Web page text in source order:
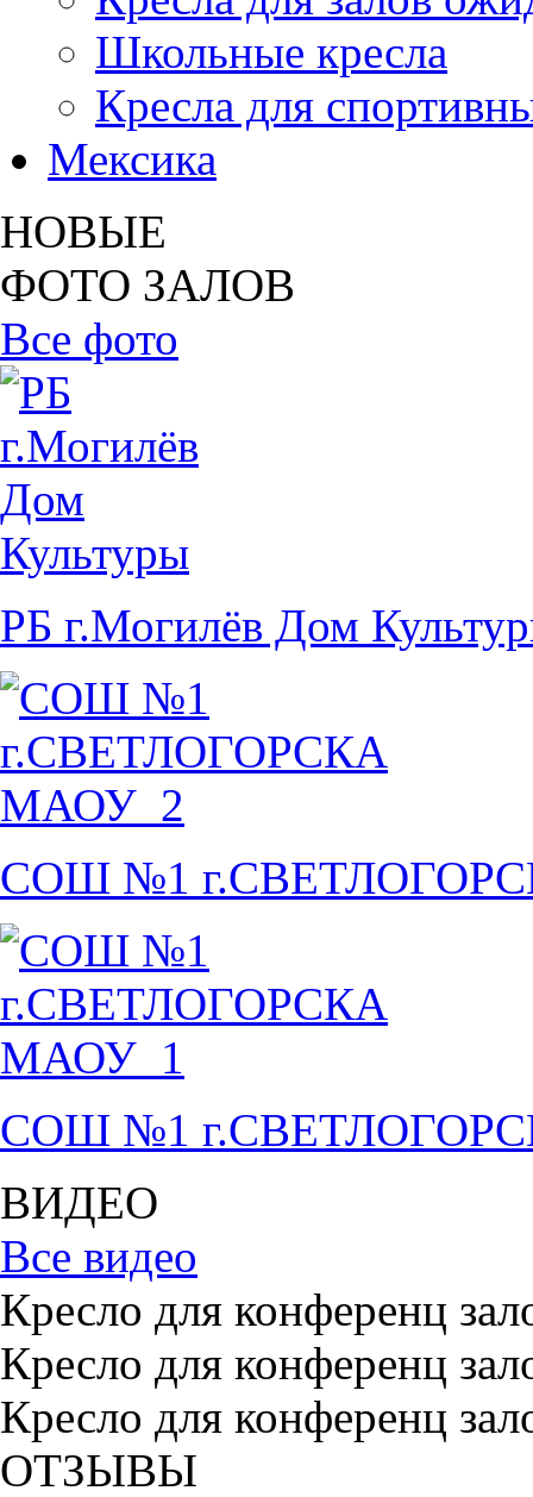
Школьные кресла
Кресла для
Мексика
НОВЫЕ
ФОТО ЗАЛОВ
Все фото
РБ г.Могилёв Дом
СОШ №1
СОШ №1
ВИДЕО
Все видео
Кресло для конференц
Кресло для конференц
Кресло для конференц
ОТЗЫВЫ